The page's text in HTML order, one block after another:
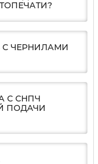
ЧЕРНИЛАМИ
С СНПЧ
ПОДАЧИ